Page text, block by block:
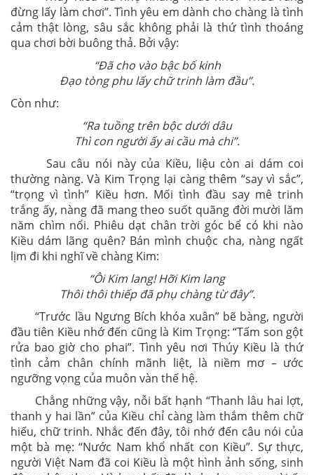
đừng lấy làm chơi”. Tình yêu em dành cho chàng là tình
cảm thật lòng, sâu sắc không phải là thứ tình thoáng
qua chơi bời buông thả. Bởi vậy:
“Đã cho vào bậc bố kinh
Đạo tòng phu lấy chữ trinh làm đầu”.
Còn như:
“Ra tuồng trên bộc dưới dâu
Thì con người ấy ai cầu mà chi”.
Sau câu nói này của Kiều, liệu còn ai dám coi
thường nàng. Và Kim Trọng lại càng thêm “say vì sắc”,
“trọng vì tình” Kiều hơn. Mối tình đầu say mê trinh
trắng ấy, nàng đã mang theo suốt quãng đời mười lăm
năm chìm nổi. Phiêu dạt chân trời góc bể có khi nào
Kiều dám lãng quên? Bán mình chuộc cha, nàng ngất
lịm đi khi nghĩ về chàng Kim:
“Ôi Kim lang! Hỡi Kim lang
Thôi thôi thiếp đã phụ chàng từ đây”.
“Trước lầu Ngưng Bích khóa xuân” bẽ bàng, người
đầu tiên Kiều nhớ đến cũng là Kim Trọng: “Tấm son gột
rửa bao giờ cho phai”. Tình yêu nơi Thúy Kiều là thứ
tình cảm chân chính mãnh liệt, là niềm mơ – ước
ngưỡng vọng của muôn vàn thế hệ.
Chẳng những vậy, nỗi bất hạnh “Thanh lâu hai lợt,
thanh y hai lần” của Kiều chỉ càng làm thắm thêm chữ
hiếu, chữ trinh. Nhắc đến đây, tôi nhớ đến câu nói của
một bà mẹ: “Nước Nam khổ nhất con Kiều”. Sự thực,
người Việt Nam đã coi Kiều là một hình ảnh sống, sinh